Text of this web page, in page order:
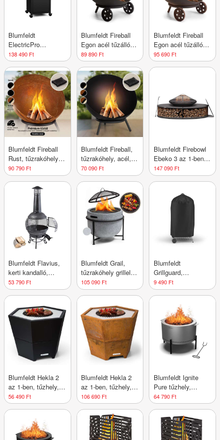
Blumfeldt
ElectricPro
elektromos grill,
Nagy teljesítményű,
Összecsukható
oldalasztalok,
Beépített hőmérő
138 490 Ft
Blumfeldt Fireball
Egon acél tűzálló
tál kertbe Ø66 cm
grill esővédővel
89 890 Ft
Blumfeldt Fireball
Egon acél tűzálló
tál kertbe Ø66 cm
grill esővédővel
95 690 Ft
Blumfeldt Fireball
Rust, tűzrakóhely,
Ø 60 cm,
kidönthető rostély,
rozsdás megjelenés
90 790 Ft
Blumfeldt Fireball,
tűzrakóhely, acél,
összecsukható,
kertbe vagy
teraszra, Ø 66 cm
70 090 Ft
Blumfeldt Firebowl
Ebeko 3 az 1-ben,
grillsütőként vagy
asztalként is
grillrács +
szikravédő
147 090 Ft
Blumfeldt Flavius,
kerti kandalló,
öntvény, 140 cm,
ezüst
53 790 Ft
Blumfeldt Grail,
tűzrakóhely grillel,
MGO és acél fedél,
szikrafogó
105 090 Ft
Blumfeldt
Grillguard,
védőfedél kerek
grillekhez, Ø 70 cm-
9 490 Ft
Blumfeldt Hekla 2
az 1-ben, tűzhely, Ø
60 cm, víz- és
fagyálló, grill-lap,
56 490 Ft
Blumfeldt Hekla 2
az 1-ben, tűzhely, Ø
60 cm, víz- és
fagyálló, grill-lap,
grillrács
106 690 Ft
Blumfeldt Ignite
Pure tűzhely,
alacsony füstölés,
grillrács,
rozsdamentes acél,
hordozható,
esővédő fedél,
64 790 Ft